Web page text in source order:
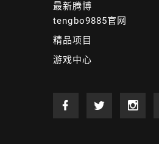
最新腾博
tengbo9885官网
精品项目
游戏中心